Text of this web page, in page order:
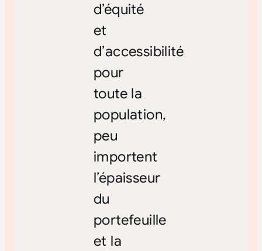
d’équité
et
d’accessibilité
pour
toute la
population,
peu
importent
l’épaisseur
du
portefeuille
et la